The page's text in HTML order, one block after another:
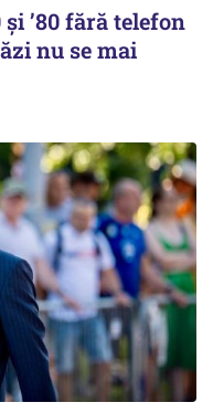
’80 fără telefon
nu se mai